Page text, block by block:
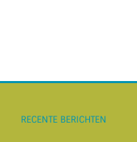
RECENTE BERICHTEN